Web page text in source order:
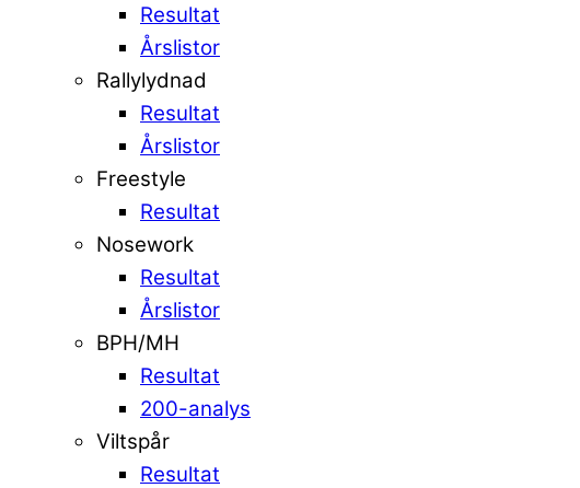
Resultat
Årslistor
Rallylydnad
Resultat
Årslistor
Freestyle
Resultat
Nosework
Resultat
Årslistor
BPH/MH
Resultat
200-analys
Viltspår
Resultat